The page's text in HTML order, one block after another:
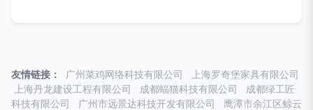
友情链接： 广州菜鸡网络科技有限公司
上海罗奇堡家具有限公司
上海丹龙建设工程有限公司
成都蝠猫科技有限公司
成都绿工匠
科技有限公司
广州市远景达科技开发有限公司
鹰潭市余江区鲸云